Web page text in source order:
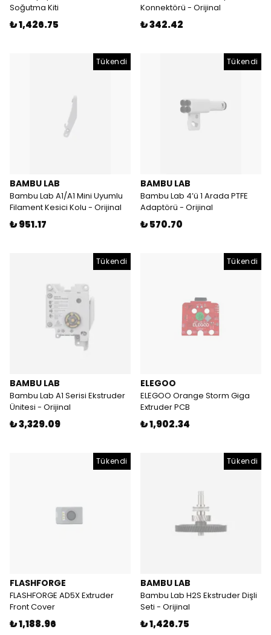
Soğutma Kiti
₺ 1,426.75
Konnektörü - Orijinal
₺ 342.42
Tükendi
BAMBU LAB
Bambu Lab A1/A1 Mini Uyumlu
Filament Kesici Kolu - Orijinal
₺ 951.17
Tükendi
BAMBU LAB
Bambu Lab 4’ü 1 Arada PTFE
Adaptörü - Orijinal
₺ 570.70
Tükendi
BAMBU LAB
Bambu Lab A1 Serisi Ekstruder
Ünitesi - Orijinal
₺ 3,329.09
Tükendi
ELEGOO
ELEGOO Orange Storm Giga
Extruder PCB
₺ 1,902.34
Tükendi
FLASHFORGE
FLASHFORGE AD5X Extruder
Front Cover
₺ 1,188.96
Tükendi
BAMBU LAB
Bambu Lab H2S Ekstruder Dişli
Seti - Orijinal
₺ 1,426.75